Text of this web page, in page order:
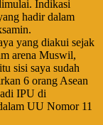
Indikasi
hadir dalam
yang diakui sejak
arena Muswil,
sisi saya sudah
6 orang Asean
IPU di
UU Nomor 11